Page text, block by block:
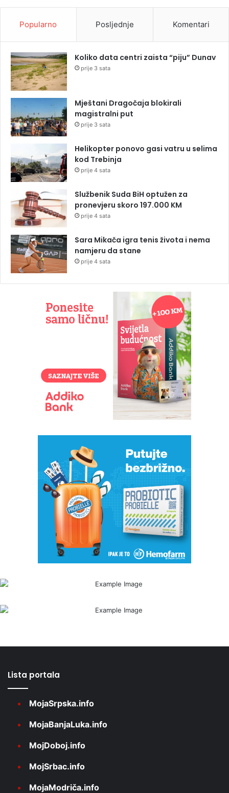
Popularno Posljednje Komentari
Koliko data centri zaista “piju” Dunav
prije 3 sata
Mještani Dragočaja blokirali
magistralni put
prije 3 sata
Helikopter ponovo gasi vatru u selima
kod Trebinja
prije 4 sata
Službenik Suda BiH optužen za
pronevjeru skoro 197.000 KM
prije 4 sata
Sara Mikača igra tenis života i nema
namjeru da stane
prije 4 sata
Lista portala
MojaSrpska.info
MojaBanjaLuka.info
MojDoboj.info
MojSrbac.info
MojaModriča.info